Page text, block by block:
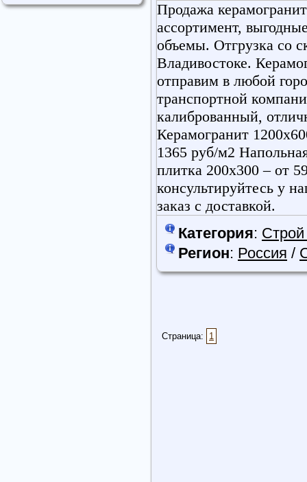
Продажа
ассортимент,
объемы. Отгрузка со
Владивостоке.
отправим в любой
транспортной
калиброванный,
Керамогранит
1365 руб/м2
плитка 200х300 – от
консультируйтесь у
заказ с доставкой.
Категория:
Регион: Россия /
Страница: 1